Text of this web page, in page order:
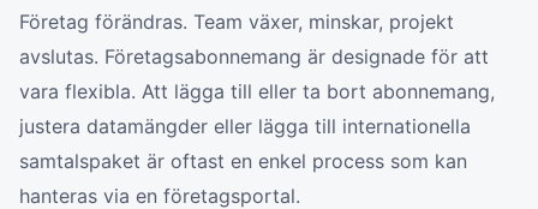
Företag förändras. Team växer, minskar, projekt
avslutas. Företagsabonnemang är designade för att
vara flexibla. Att lägga till eller ta bort abonnemang,
justera datamängder eller lägga till internationella
samtalspaket är oftast en enkel process som kan
hanteras via en företagsportal.